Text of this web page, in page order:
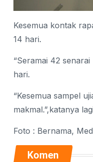
Kesemua kontak
14 hari.
“Seramai 42
hari.
“Kesemua sampel
makmal.”,katanya
Foto : Bernama,
Komen